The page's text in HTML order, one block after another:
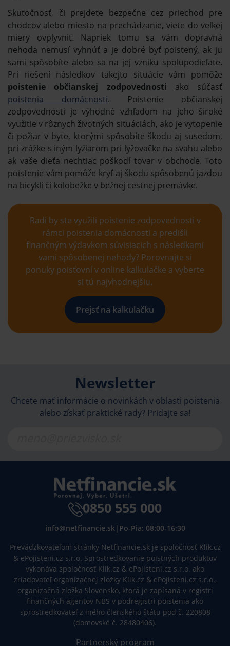
Skutočnosť, či prejdete bezpečne cez priechod pre
chodcov alebo miesto na prechádzanie, viete do veľkej
miery ovplyvniť. Napriek tomu sa vám dopravná
nehoda nemusí vyhnúť a je dobré byť poistený, ak ju
sami spôsobíte alebo sa na jej vzniku spolupodieľate.
Pri riešení následkov takejto situácie vám pomôže
poistenie občianskej zodpovednosti ako súčasť
poistenia domácnosti. Poistenie občianskej
zodpovednosti je výhodné vzhľadom na jeho široké
využitie v rôznych životných situáciách, ako je vytopenie
či požiar v byte, ktorými spôsobíte škodu aj susedom,
pri zrážke s iným lyžiarom pri lyžovačke na svahu alebo
ak vaše dieťa nechtiac poškodí tovar v obchode. Toto
poistenie vám pomôže kryť aj škodu spôsobenú jazdou
na bicykli či kolobežke v bežnej cestnej premávke.
Radi by ste využili poistenie zodpovednosti v
rámci poistenia domácnosti a predišli
finančným výdavkom súvisiacich s následkami
vami spôsobenej nehody? Porovnajte si
ponuky poisťovní v online kalkulačke a vyberte
si tú najvhodnejšiu.
Prejsť na kalkulačku
Newsletter
Chcete mať informácie o novinkách v oblasti poistenia
alebo získať praktické rady? Pridajte sa!
0850 555 000
info@netfinancie.sk| Po-Pia: 08:00-16:30
Prevádzkovateľom stránky Netfinancie.sk je spoločnosť Klik.cz
& ePojisteni.cz s.r.o. Sprostredkovanie poistných produktov
vykonáva spoločnosť Klik.cz & ePojisteni.cz s.r.o. ako
zriaďovateľ organizačnej zložky Klik.cz & ePojisteni.cz s.r.o.,
organizačná zložka Slovensko, ktorá je zapísaná v registri
finančných agentov NBS v podregistri poistenia ako
sprostredkovateľ z iného členského štátu pod č. 220808
(domovské č. 28480406).
Partnerský program